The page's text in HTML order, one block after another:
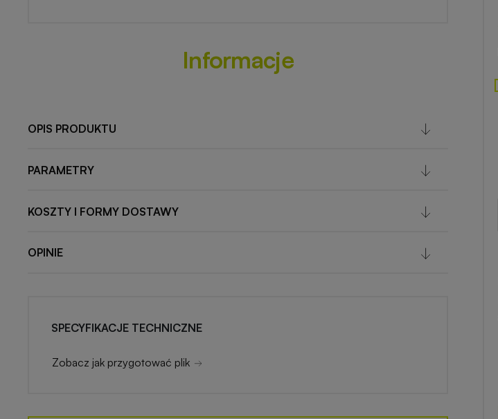
Informacje
OPIS PRODUKTU
PARAMETRY
KOSZTY I FORMY DOSTAWY
OPINIE
SPECYFIKACJE TECHNICZNE
Zobacz jak przygotować plik